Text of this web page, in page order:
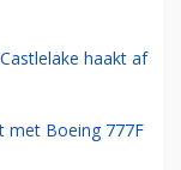
haakt af
met Boeing 777F